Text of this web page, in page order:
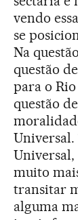
vendo
se
Na
questão
para o
questão
Universal.
muito
transitar
alguma